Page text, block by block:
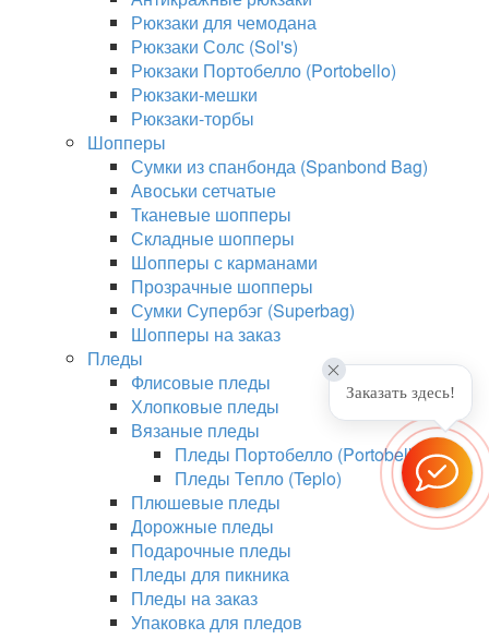
Рюкзаки для чемодана
Рюкзаки Солс (Sol's)
Рюкзаки Портобелло (Portobello)
Рюкзаки-мешки
Рюкзаки-торбы
Шопперы
Сумки из спанбонда (Spanbond Bag)
Авоськи сетчатые
Тканевые шопперы
Складные шопперы
Шопперы с карманами
Прозрачные шопперы
Сумки Супербэг (Superbag)
Шопперы на заказ
Пледы
Флисовые пледы
Хлопковые пледы
Вязаные пледы
Пледы Портобелло (Portobello)
Пледы Тепло (Teplo)
Плюшевые пледы
Дорожные пледы
Подарочные пледы
Пледы для пикника
Пледы на заказ
Упаковка для пледов
Заказать здесь!